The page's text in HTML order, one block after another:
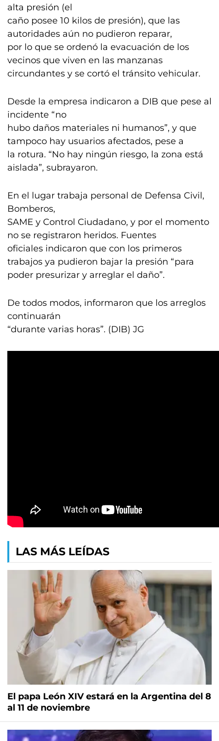
alta presión (el
caño posee 10 kilos de presión), que las
autoridades aún no pudieron reparar,
por lo que se ordenó la evacuación de los
vecinos que viven en las manzanas
circundantes y se cortó el tránsito vehicular.
Desde la empresa indicaron a DIB que pese al
incidente “no
hubo daños materiales ni humanos”, y que
tampoco hay usuarios afectados, pese a
la rotura. “No hay ningún riesgo, la zona está
aislada”, subrayaron.
En el lugar trabaja personal de Defensa Civil,
Bomberos,
SAME y Control Ciudadano, y por el momento
no se registraron heridos. Fuentes
oficiales indicaron que con los primeros
trabajos ya pudieron bajar la presión “para
poder presurizar y arreglar el daño”.
De todos modos, informaron que los arreglos
continuarán
“durante varias horas”. (DIB) JG
LAS MÁS LEÍDAS
El papa León XIV estará en la Argentina del 8
al 11 de noviembre